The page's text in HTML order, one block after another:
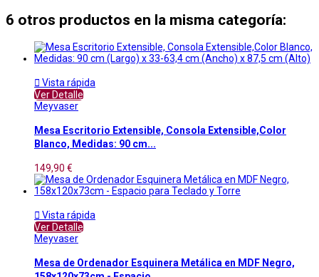
6 otros productos en la misma categoría:
 Vista rápida
Ver Detalle
Meyvaser
Mesa Escritorio Extensible, Consola Extensible,Color
Blanco, Medidas: 90 cm...
149,90 €
 Vista rápida
Ver Detalle
Meyvaser
Mesa de Ordenador Esquinera Metálica en MDF Negro,